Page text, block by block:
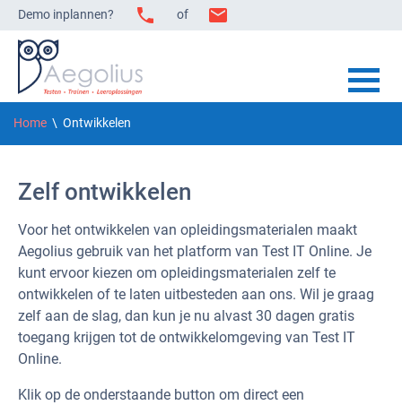
Demo inplannen? of
Home \ Ontwikkelen
Zelf ontwikkelen
Voor het ontwikkelen van opleidingsmaterialen maakt
Aegolius gebruik van het platform van Test IT Online. Je
kunt ervoor kiezen om opleidingsmaterialen zelf te
ontwikkelen of te laten uitbesteden aan ons. Wil je graag
zelf aan de slag, dan kun je nu alvast 30 dagen gratis
toegang krijgen tot de ontwikkelomgeving van Test IT
Online.
Klik op de onderstaande button om direct een